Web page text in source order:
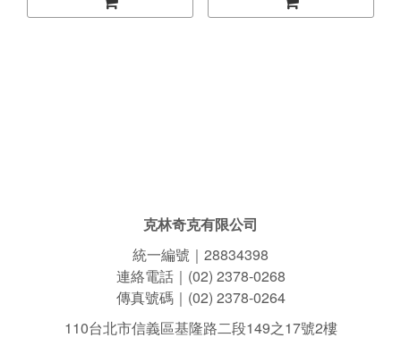
克林奇克有限公司
統一編號｜28834398
連絡電話｜(02) 2378-0268
傳真號碼｜(02) 2378-0264
110台北市信義區基隆路二段149之17號2樓